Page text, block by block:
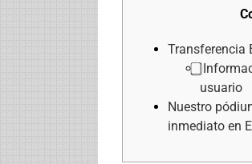
Transferencia
⃣
usuario
Nuestro
inmediato en